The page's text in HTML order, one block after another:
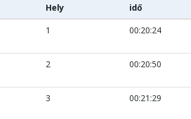
Hely
idő
1 00:20:24
2 00:20:50
3 00:21:29